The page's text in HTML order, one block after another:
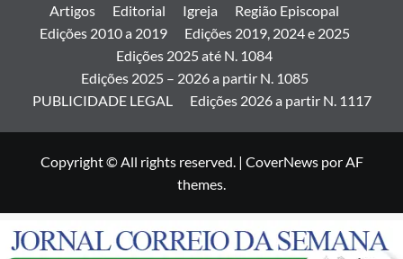
Artigos Editorial Igreja
Região Episcopal
Edições 2010 a 2019
Edições 2019, 2024 e 2025
Edições 2025 até N. 1084
Edições 2025 – 2026 a partir N. 1085
PUBLICIDADE LEGAL
Edições 2026 a partir N. 1117
Copyright © All rights reserved. | CoverNewspor AF
themes.